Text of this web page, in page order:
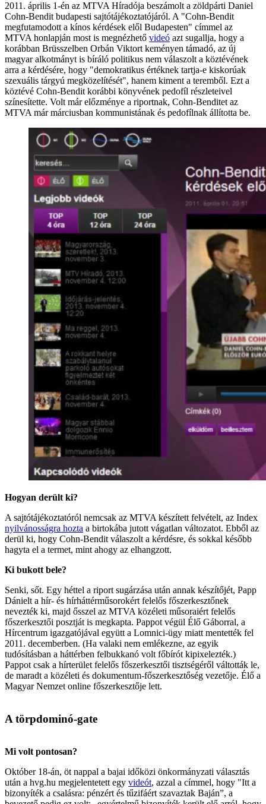
2011. április 1-én az MTVA Híradója beszámolt a zöldpárti Daniel
Cohn-Bendit budapesti sajtótájékoztatójáról. A "Cohn-Bendit
megfutamodott a kínos kérdések elől Budapesten" címmel az
MTVA honlapján most is megnézhető videó azt sugallja, hogy a
korábban Brüsszelben Orbán Viktort keményen támadó, az új
magyar alkotmányt is bíráló politikus nem válaszolt a köztévének
arra a kérdésére, hogy "demokratikus értéknek tartja-e kiskorúak
szexuális tárgyú megközelítését", hanem kiment a teremből. Ezt a
köztévé Cohn-Bendit korábbi könyvének pedofíl részleteivel
színesítette. Volt már előzménye a riportnak, Cohn-Benditet az
MTVA már márciusban kommunistának és pedofílnak állította be.
Hogyan derült ki?
A sajtótájékoztatóról nemcsak az MTVA készített felvételt, az Index
nyilvánosságra hozta a birtokába jutott vágatlan változatot. Ebből az
derül ki, hogy Cohn-Bendit válaszolt a kérdésre, és sokkal később
hagyta el a termet, mint ahogy az elhangzott.
Ki bukott bele?
Senki, sőt. Egy héttel a riport sugárzása után annak készítőjét, Papp
Dánielt a hír- és hírháttérműsorokért felelős főszerkesztőnek
nevezték ki, majd ősszel az MTVA közéleti műsoraiért felelős
főszerkesztői posztját is megkapta. Pappot végül Élő Gáborral, a
Hírcentrum igazgatójával együtt a Lomnici-ügy miatt mentették fel
2011. decemberben. (Ha valaki nem emlékezne, az egyik
tudósításban a háttérben felbukkanó volt főbírót kipixelezték.)
Pappot csak a hírterület felelős főszerkesztői tisztségéről váltották le,
de maradt a közéleti és dokumentum-főszerkesztőség vezetője. Élő a
Magyar Nemzet online főszerkesztője lett.
A törpdominó-gate
Mi volt pontosan?
Október 18-án, öt nappal a bajai időközi önkormányzati választás
után a hvg.hu megjelentetett egy videót, azzal a címmel, hogy "Itt a
bizonyíték a csalásra: pénzért és tűzifáért szavaztak Baján”, a